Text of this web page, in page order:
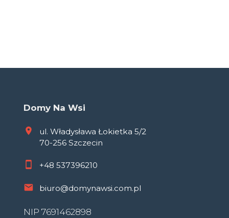
Domy Na Wsi
ul. Władysława Łokietka 5/2
70-256 Szczecin
+48 537396210
biuro@domynawsi.com.pl
NIP 7691462898